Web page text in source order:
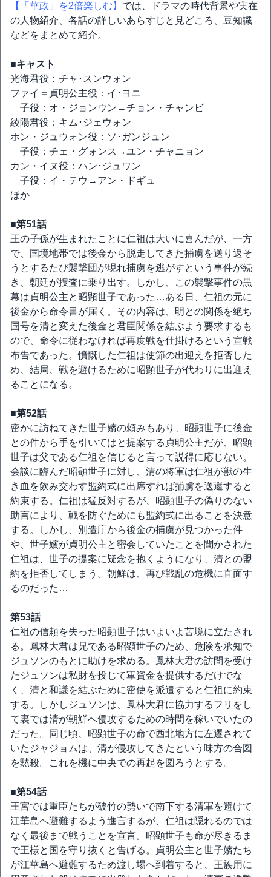
【「華政」を2倍楽しむ】 では、ドラマの時代背景や実在
の人物紹介、各話の詳しいあらすじと見どころ、豆知識
などをまとめて紹介。
■キャスト
光海君役：チャ･スンウォン
ファイ＝貞明公主役：イ･ヨニ
子役：オ・ジョンウン→チョン・チャンビ
綾陽君役：キム･ジェウォン
ホン・ジュウォン役：ソ･ガンジュン
子役：チェ・グォンス→ユン・チャニョン
カン・イヌ役：ハン･ジュワン
子役：イ・テウ→アン・ドギュ
ほか
■第51話
王の子孫が生まれたことに仁祖は大いに喜んだが、一方
で、国境地帯では後金から脱走してきた捕虜を送り返そ
うとするたび襲撃団が現れ捕虜を逃がすという事件が続
き、朝廷が捜査に乗り出す。しかし、この襲撃事件の黒
幕は貞明公主と昭顕世子であった…ある日、仁祖の元に
後金から命令書が届く。その内容は、明との関係を絶ち
国号を清と変えた後金と君臣関係を結ぶよう要求するも
ので、命令に従わなければ再度戦を仕掛けるという宣戦
布告であった。憤慨した仁祖は使節の出迎えを拒否した
め、結局、戦を避けるために昭顕世子が代わりに出迎え
ることになる。
■第52話
密かに訪ねてきた世子嬪の頼みもあり、昭顕世子に後金
との件から手を引いてはと提案する貞明公主だが、昭顕
世子は父である仁祖を信じると言って説得に応じない。
会談に臨んだ昭顕世子に対し、清の将軍は仁祖が獣の生
き血を飲み交わす盟約式に出席すれば捕虜を送還すると
約束する。仁祖は猛反対するが、昭顕世子の偽りのない
助言により、戦を防ぐためにも盟約式に出ることを決意
する。しかし、別造庁から後金の捕虜が見つかった件
や、世子嬪が貞明公主と密会していたことを聞かされた
仁祖は、世子の提案に疑念を抱くようになり、清との盟
約を拒否してしまう。朝鮮は、再び戦乱の危機に直面す
るのだった…
第53話
仁祖の信頼を失った昭顕世子はいよいよ苦境に立たされ
る。鳳林大君は兄である昭顕世子のため、危険を承知で
ジュソンのもとに助けを求める。鳳林大君の訪問を受け
たジュソンは私財を投じて軍資金を提供するだけでな
く、清と和議を結ぶために密使を派遣すると仁祖に約束
する。しかしジュソンは、鳳林大君に協力するフリをし
て裏では清が朝鮮へ侵攻するための時間を稼いでいたの
だった。同じ頃、昭顕世子の命で西北地方に左遷されて
いたジャジョムは、清が侵攻してきたという味方の合図
を黙殺。これを機に中央での再起を図ろうとする。
■第54話
王宮では重臣たちが破竹の勢いで南下する清軍を避けて
江華島へ避難するよう進言するが、仁祖は隠れるのでは
なく最後まで戦うことを宣言。昭顕世子も命が尽きるま
で王様と国を守り抜くと告げる。貞明公主と世子嬪たち
が江華島へ避難するため渡し場へ到着すると、王族用に